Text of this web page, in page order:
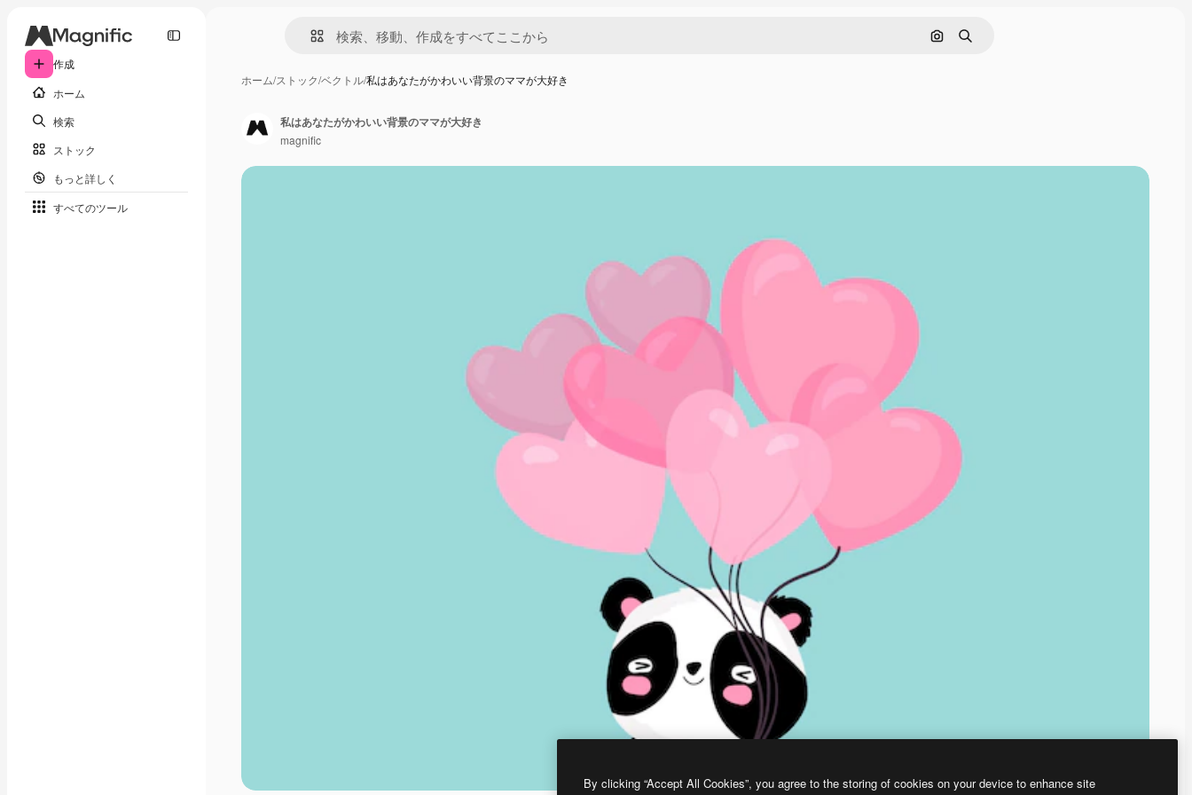
作成
ホーム
検索
ストック
もっと詳しく
すべてのツール
画像で検索
検索
ホーム/ストック/ベクトル/私はあなたがかわいい背景のママが大好き
私はあなたがかわいい背景のママが大好き
magnific
By clicking “Accept All Cookies”, you agree to the storing of cookies on your device to enhance site